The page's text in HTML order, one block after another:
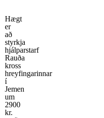
Hægt
er
að
styrkja
hjálparstarf
Rauða
kross
hreyfingarinnar
í
Jemen
um
2900
kr.